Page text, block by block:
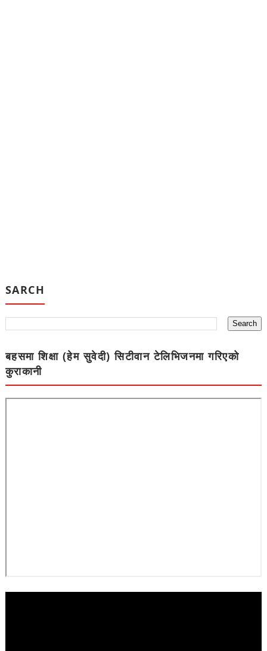
SARCH
बहसमा शिक्षा (हेम सुवेदी) सिटीवान टेलिभिजनमा गरिएको
कुराकानी